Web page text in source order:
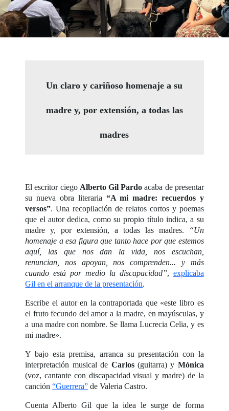
Un claro y cariñoso homenaje a su
madre y, por extensión, a todas las
madres
El escritor ciego Alberto Gil Pardo acaba de presentar
su nueva obra literaria “A mi madre: recuerdos y
versos”. Una recopilación de relatos cortos y poemas
que el autor dedica, como su propio título indica, a su
madre y, por extensión, a todas las madres.
“Un
homenaje a esa figura que tanto hace por que estemos
aquí, las que nos dan la vida, nos escuchan,
renuncian, nos apoyan, nos comprenden... y más
cuando está por medio la discapacidad”, explicaba
Gil en el arranque de la presentación.
Escribe el autor en la contraportada que «este libro es
el fruto fecundo del amor a la madre, en mayúsculas, y
a una madre con nombre. Se llama Lucrecia Celia, y es
mi madre».
Y bajo esta premisa, arranca su presentación con la
interpretación musical de Carlos (guitarra) y Mónica
(voz, cantante con discapacidad visual y madre) de la
canción“Guerrera” de Valeria Castro.
Cuenta Alberto Gil que la idea le surge de forma